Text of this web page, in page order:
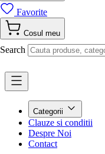
Favorite
Cosul meu
Search
Categorii
Clauze si conditii
Despre Noi
Contact